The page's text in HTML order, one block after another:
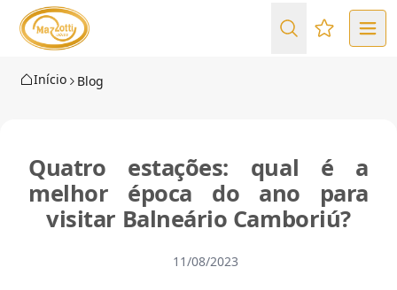
Favoritos
Início Blog
Quatro estações: qual é a
melhor época do ano para
visitar Balneário Camboriú?
11/08/2023